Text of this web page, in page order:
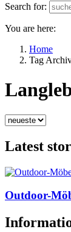
Search for:
You are here:
Home
Tag
Latest
Outdoor-